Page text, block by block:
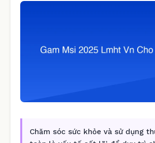
Chăm sóc sức khỏe và sử dụng